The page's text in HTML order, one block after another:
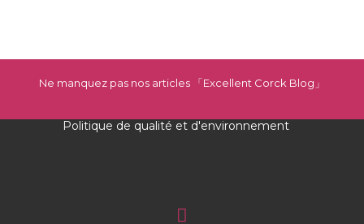
Ne manquez pas nos articles 「Excellent Corck Blog 」
Politique de qualité et d'environnement